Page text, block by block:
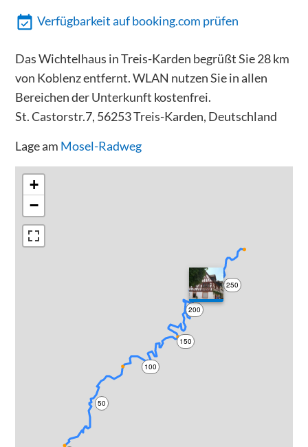
Verfügbarkeit auf booking.com prüfen
Das Wichtelhaus in Treis-Karden begrüßt Sie 28 km
von Koblenz entfernt. WLAN nutzen Sie in allen
Bereichen der Unterkunft kostenfrei.
St. Castorstr.7, 56253 Treis-Karden, Deutschland
Lage am Mosel-Radweg
50
100
150
200
250
+
−